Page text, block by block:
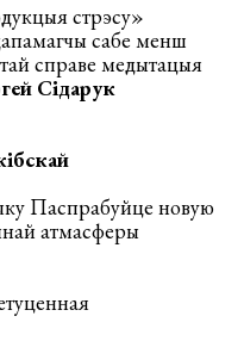
стрэсу»
сабе менш
справе медытацыя
Сідарук
Паспрабуйце новую
атмасферы